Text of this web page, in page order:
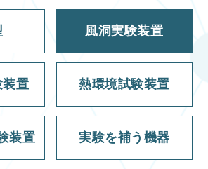
風洞実験装置
装置 熱環境試験装置
装置 実験を補う機器